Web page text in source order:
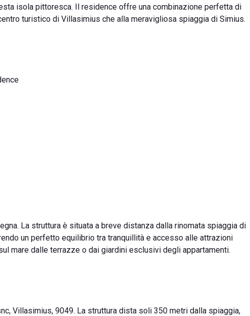
isola pittoresca. Il residence offre una combinazione perfetta di
turistico di Villasimius che alla meravigliosa spiaggia di Simius.
La struttura è situata a breve distanza dalla rinomata spiaggia di
un perfetto equilibrio tra tranquillità e accesso alle attrazioni
mare dalle terrazze o dai giardini esclusivi degli appartamenti.
Villasimius, 9049. La struttura dista soli 350 metri dalla spiaggia,